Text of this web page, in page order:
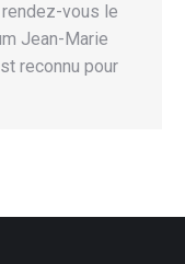
vous le
Jean-Marie
reconnu pour